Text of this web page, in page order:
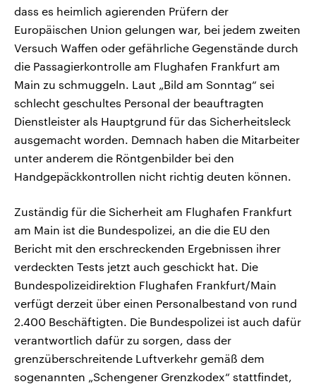
dass es heimlich agierenden Prüfern der
Europäischen Union gelungen war, bei jedem zweiten
Versuch Waffen oder gefährliche Gegenstände durch
die Passagierkontrolle am Flughafen Frankfurt am
Main zu schmuggeln. Laut „Bild am Sonntag“ sei
schlecht geschultes Personal der beauftragten
Dienstleister als Hauptgrund für das Sicherheitsleck
ausgemacht worden. Demnach haben die Mitarbeiter
unter anderem die Röntgenbilder bei den
Handgepäckkontrollen nicht richtig deuten können.
Zuständig für die Sicherheit am Flughafen Frankfurt
am Main ist die Bundespolizei, an die die EU den
Bericht mit den erschreckenden Ergebnissen ihrer
verdeckten Tests jetzt auch geschickt hat. Die
Bundespolizeidirektion Flughafen Frankfurt/Main
verfügt derzeit über einen Personalbestand von rund
2.400 Beschäftigten. Die Bundespolizei ist auch dafür
verantwortlich dafür zu sorgen, dass der
grenzüberschreitende Luftverkehr gemäß dem
sogenannten „Schengener Grenzkodex“ stattfindet,